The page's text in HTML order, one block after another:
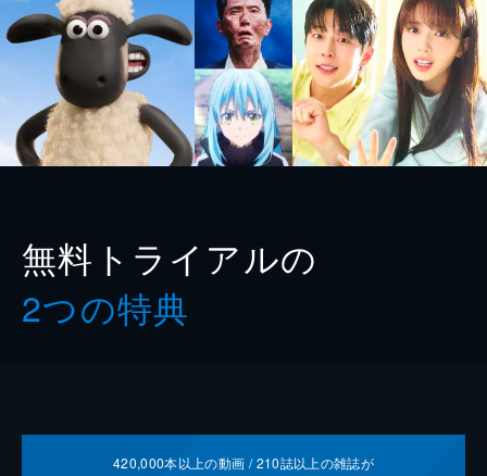
無料トライアルの
2つの特典
420,000本以上の動画 /210誌以上の雑誌が